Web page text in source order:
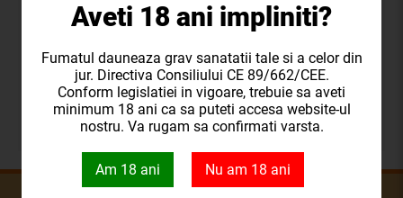
Design elegant și rafinat
Descoperă o modalitate nouă și elegantă de a-ți
savura țigările preferate cu tuburile de țigare cu
filtru IMPERATOR 200 RED. Fie că îți dorești o
fumare mai plăcută sau un aspect mai sofisticat,
aceste tuburi sunt alegerea ideală pentru tine.
Aveti 18 ani impliniti?
Fumatul dauneaza grav sanatatii tale si a celor din
jur. Directiva Consiliului CE 89/662/CEE.
Conform legislatiei in vigoare, trebuie sa aveti
minimum 18 ani ca sa puteti accesa website-ul
nostru. Va rugam sa confirmati varsta.
Am 18 ani Nu am 18 ani